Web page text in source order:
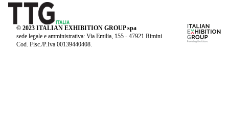
© 2023 ITALIAN EXHIBITION GROUP spa
sede legale e amministrativa: Via Emilia, 155 - 47921 Rimini
Cod. Fisc./P.Iva 00139440408.